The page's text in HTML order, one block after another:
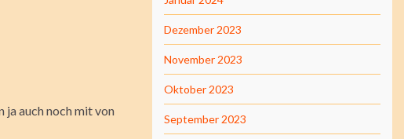
ja auch noch mit von
Dezember 2023
November 2023
Oktober 2023
September 2023